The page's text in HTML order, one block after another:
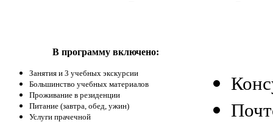
В программу включено:
Занятия и 3 учебных экскурсии
Большинство учебных материалов
Проживание в резиденции
Питание (завтра, обед, ужин)
Услуги прачечной